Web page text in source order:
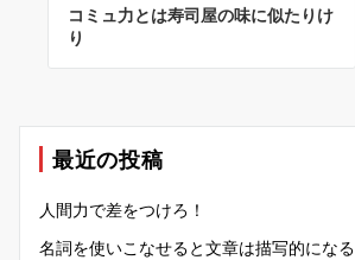
コミュ力とは寿司屋の味に似たりけ
り
最近の投稿
人間力で差をつけろ！
名詞を使いこなせると文章は描写的になる